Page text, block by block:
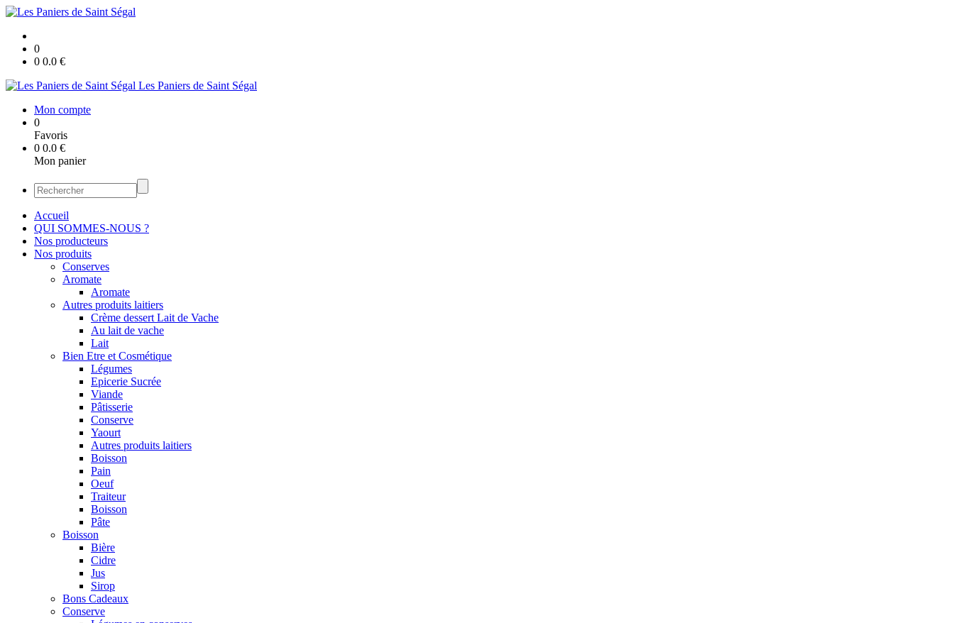
0
0 0.0 €
Les Paniers de Saint Ségal
Mon compte
0
Favoris
0 0.0 €
Mon panier
Accueil
QUI SOMMES-NOUS ?
Nos producteurs
Nos produits
Conserves
Aromate
Aromate
Autres produits laitiers
Crème dessert Lait de Vache
Au lait de vache
Lait
Bien Etre et Cosmétique
Légumes
Epicerie Sucrée
Viande
Pâtisserie
Conserve
Yaourt
Autres produits laitiers
Boisson
Pain
Oeuf
Traiteur
Boisson
Pâte
Boisson
Bière
Cidre
Jus
Sirop
Bons Cadeaux
Conserve